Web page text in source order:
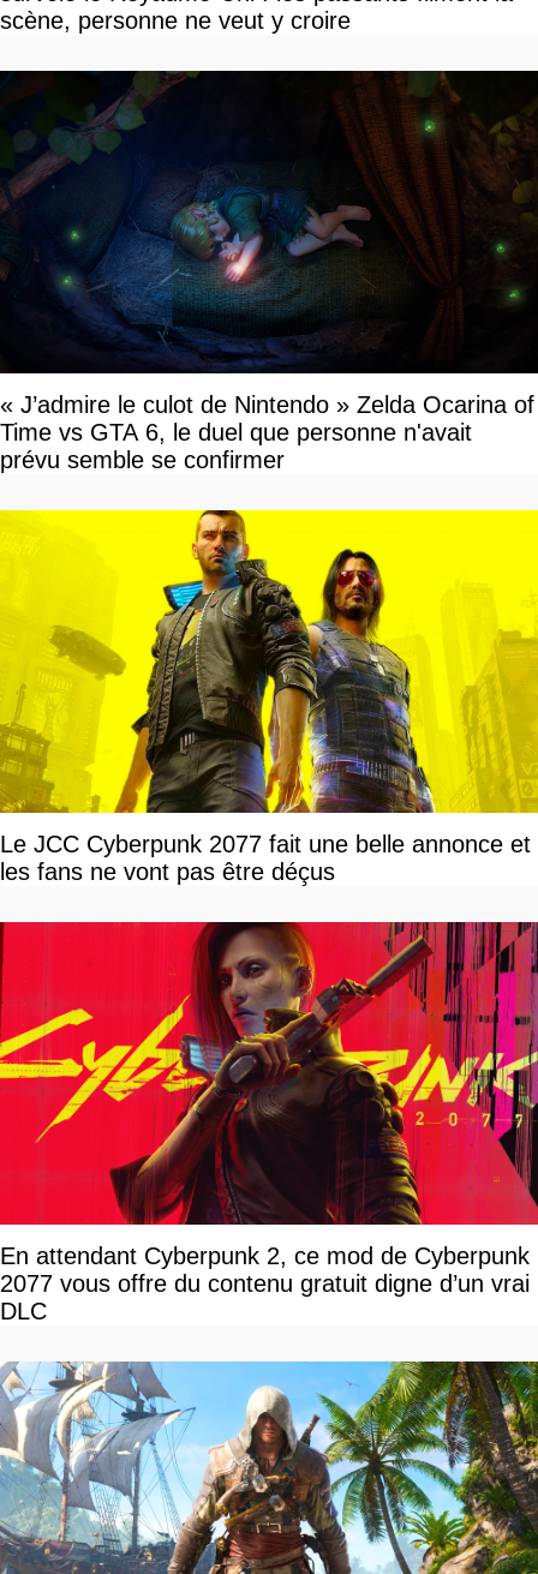
scène, personne ne veut y croire
« J’admire le culot de Nintendo » Zelda Ocarina of
Time vs GTA 6, le duel que personne n'avait
prévu semble se confirmer
Le JCC Cyberpunk 2077 fait une belle annonce et
les fans ne vont pas être déçus
En attendant Cyberpunk 2, ce mod de Cyberpunk
2077 vous offre du contenu gratuit digne d’un vrai
DLC